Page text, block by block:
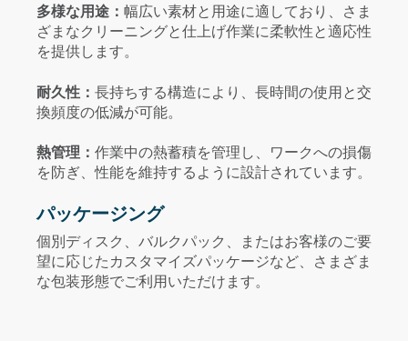
多様な用途： 幅広い素材と用途に適しており、さま
ざまなクリーニングと仕上げ作業に柔軟性と適応性
を提供します。
耐久性： 長持ちする構造により、長時間の使用と交
換頻度の低減が可能。
熱管理： 作業中の熱蓄積を管理し、ワークへの損傷
を防ぎ、性能を維持するように設計されています。
パッケージング
個別ディスク、バルクパック、またはお客様のご要
望に応じたカスタマイズパッケージなど、さまざま
な包装形態でご利用いただけます。